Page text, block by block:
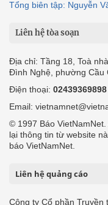
Tổng biên tập: Nguyễn
Liên hệ tòa soạn
Địa chỉ: Tầng 18, Toà
Đình Nghệ, phường Cầu
Điện thoại: 02439369898
Email:
© 1997 Báo
lại thông tin từ website
báo VietNamNet.
Liên hệ quảng cáo
Công ty Cổ phần Truyền